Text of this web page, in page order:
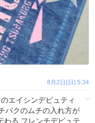
8月2日(日) 5:34
のエイシンデピュティ
パクのムチの入れ方が
わる フレンチデピュテ